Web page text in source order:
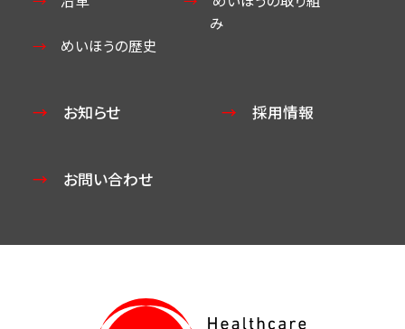
み
めいほうの歴史
お知らせ 採用情報
お問い合わせ